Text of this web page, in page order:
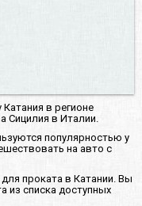
в регионе
Сицилия в Италии.
популярностью у
на авто с
проката в Катании. Вы
из списка доступных